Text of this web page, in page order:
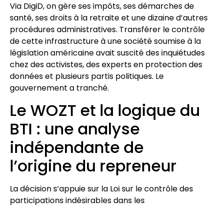
Via DigiD, on gère ses impôts, ses démarches de
santé, ses droits à la retraite et une dizaine d’autres
procédures administratives. Transférer le contrôle
de cette infrastructure à une société soumise à la
législation américaine avait suscité des inquiétudes
chez des activistes, des experts en protection des
données et plusieurs partis politiques. Le
gouvernement a tranché.
Le WOZT et la logique du
BTI : une analyse
indépendante de
l’origine du repreneur
La décision s’appuie sur la Loi sur le contrôle des
participations indésirables dans les